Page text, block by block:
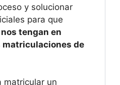
y solucionar
para que
tengan en
de
matricular un